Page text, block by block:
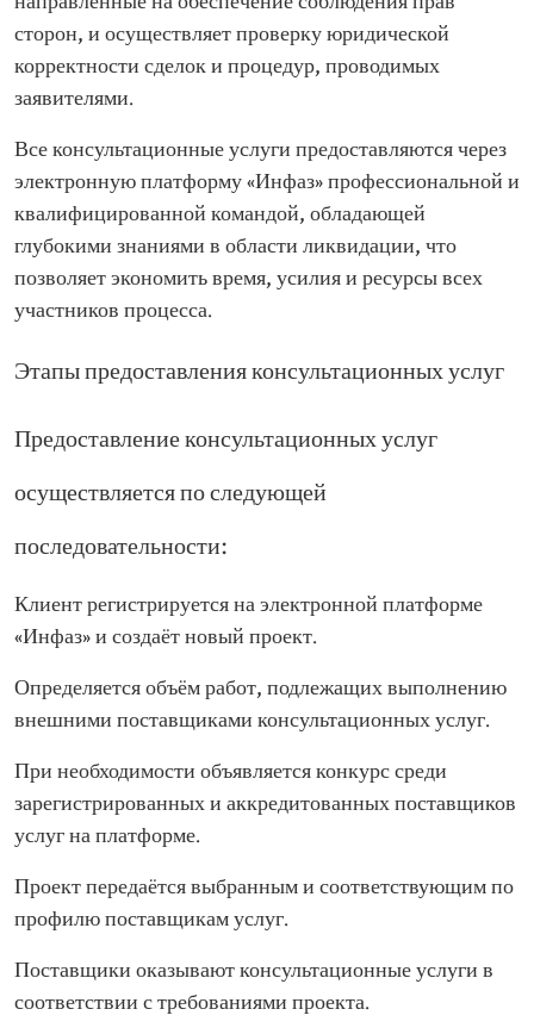
сторон, и осуществляет проверку юридической
корректности сделок и процедур, проводимых
заявителями.
Все консультационные услуги предоставляются через
электронную платформу «Инфаз» профессиональной и
квалифицированной командой, обладающей
глубокими знаниями в области ликвидации, что
позволяет экономить время, усилия и ресурсы всех
участников процесса.
Этапы предоставления консультационных услуг
Предоставление консультационных услуг
осуществляется по следующей
последовательности:
Клиент регистрируется на электронной платформе
«Инфаз» и создаёт новый проект.
Определяется объём работ, подлежащих выполнению
внешними поставщиками консультационных услуг.
При необходимости объявляется конкурс среди
зарегистрированных и аккредитованных поставщиков
услуг на платформе.
Проект передаётся выбранным и соответствующим по
профилю поставщикам услуг.
Поставщики оказывают консультационные услуги в
соответствии с требованиями проекта.